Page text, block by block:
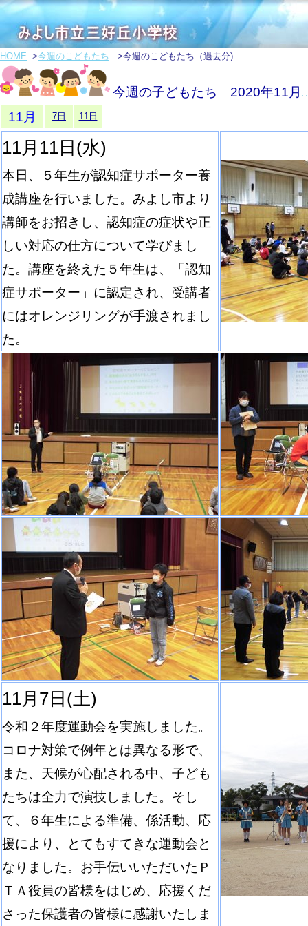
HOME >今週のこどもたち >今週のこどもたち（過去分)
今週の子どもたち 2020年11月
11月
7日 11日
11月11日(水)
本日、５年生が認知症サポーター養
成講座を行いました。みよし市より
講師をお招きし、認知症の症状や正
しい対応の仕方について学びまし
た。講座を終えた５年生は、「認知
症サポーター」に認定され、受講者
にはオレンジリングが手渡されまし
た。
11月7日(土)
令和２年度運動会を実施しました。
コロナ対策で例年とは異なる形で、
また、天候が心配される中、子ども
たちは全力で演技しました。そし
て、６年生による準備、係活動、応
援により、とてもすてきな運動会と
なりました。お手伝いいただいたＰ
ＴＡ役員の皆様をはじめ、応援くだ
さった保護者の皆様に感謝いたしま